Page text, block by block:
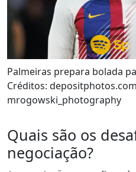
Palmeiras prepara bolada
Créditos:
mrogowski_photography
Quais são os
negociação?